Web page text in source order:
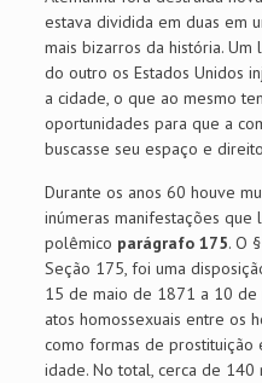
estava dividida em duas em
mais bizarros da história. Um
do outro os Estados Unidos
a cidade, o que ao mesmo
oportunidades para que a
buscasse seu espaço e
Durante os anos 60 houve
inúmeras manifestações
polêmico parágrafo 175. O
Seção 175, foi uma
15 de maio de 1871 a 10
atos homossexuais entre os
como formas de prostituição
idade. No total, cerca de